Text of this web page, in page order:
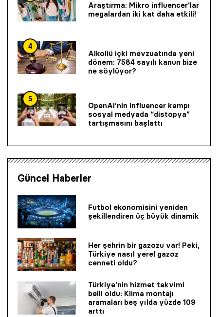
Araştırma: Mikro influencer’lar
megalardan iki kat daha etkili!
4
Alkollü içki mevzuatında yeni
dönem: 7584 sayılı kanun bize
ne söylüyor?
5
OpenAI’nin influencer kampı
sosyal medyada “distopya”
tartışmasını başlattı
Güncel Haberler
Futbol ekonomisini yeniden
şekillendiren üç büyük dinamik
Her şehrin bir gazozu var! Peki,
Türkiye nasıl yerel gazoz
cenneti oldu?
Türkiye’nin hizmet takvimi
belli oldu: Klima montajı
aramaları beş yılda yüzde 109
arttı